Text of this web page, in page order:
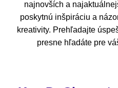
najnovších a
poskytnú inšpiráciu a
kreativity. Prehľadajte
presne hľadáte pre